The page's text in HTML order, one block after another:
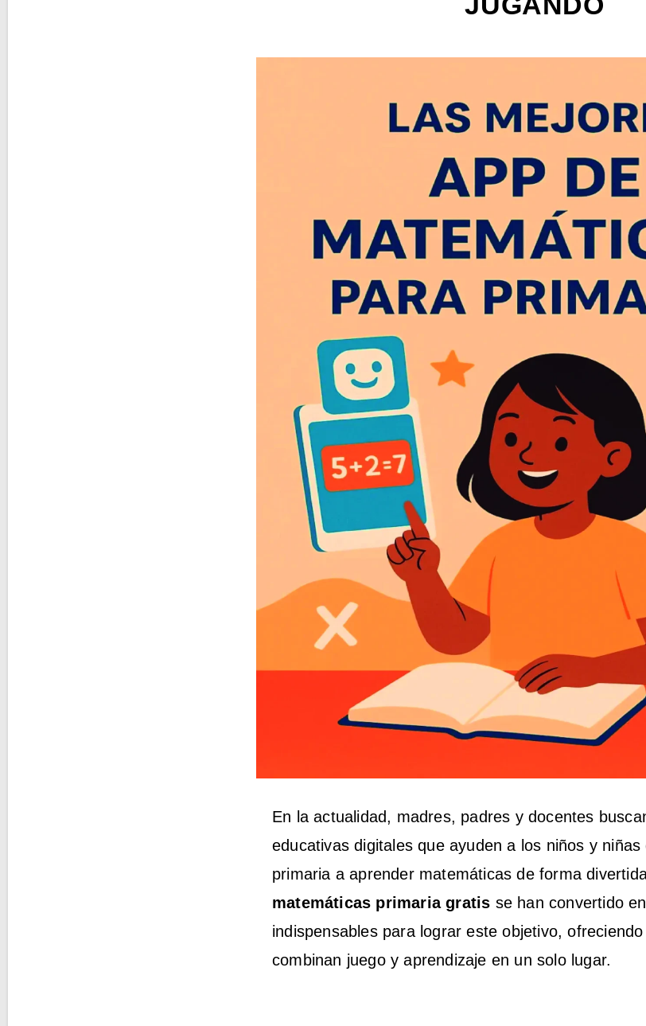
En la actualidad, madres, padres y docentes
educativas digitales que ayuden a los niños y niñas
primaria a aprender matemáticas de forma
matemáticas primaria gratis se han convertido
indispensables para lograr este objetivo,
combinan juego y aprendizaje en un solo lugar.